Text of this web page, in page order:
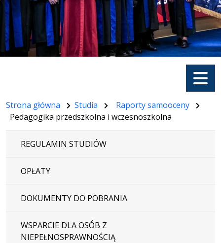
Menu
Strona główna Studia
Raporty samooceny
Pedagogika przedszkolna i wczesnoszkolna
REGULAMIN STUDIÓW
OPŁATY
DOKUMENTY DO POBRANIA
WSPARCIE DLA OSÓB Z
NIEPEŁNOSPRAWNOŚCIĄ